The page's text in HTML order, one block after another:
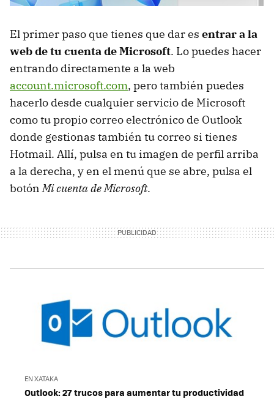
El primer paso que tienes que dar es entrar a la
web de tu cuenta de Microsoft. Lo puedes hacer
entrando directamente a la web
account.microsoft.com, pero también puedes
hacerlo desde cualquier servicio de Microsoft
como tu propio correo electrónico de Outlook
donde gestionas también tu correo si tienes
Hotmail. Allí, pulsa en tu imagen de perfil arriba
a la derecha, y en el menú que se abre, pulsa el
botónMi cuenta de Microsoft.
EN XATAKA
Outlook: 27 trucos para aumentar tu productividad